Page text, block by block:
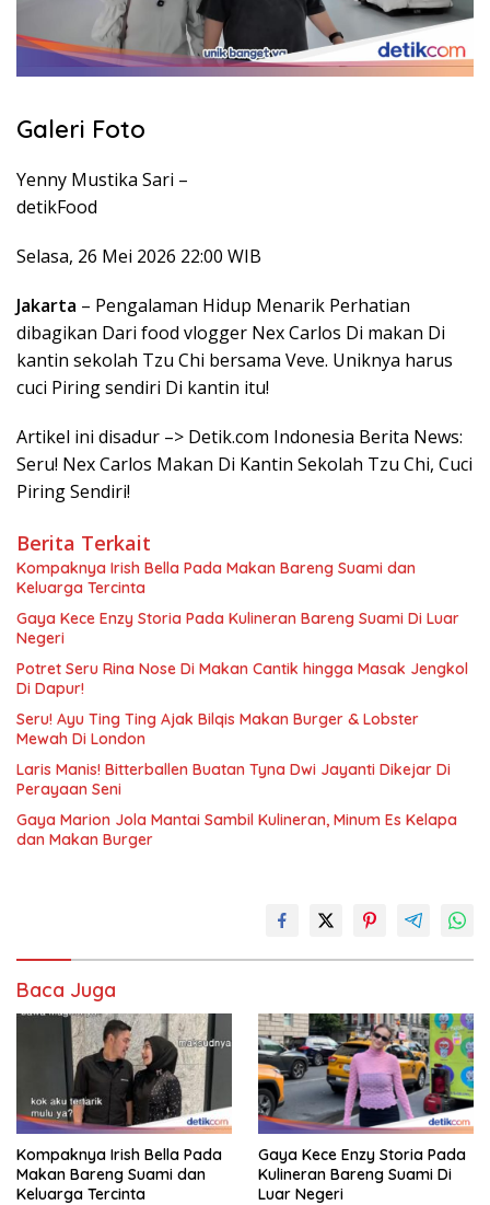
Galeri Foto
Yenny Mustika Sari –
detikFood
Selasa, 26 Mei 2026 22:00 WIB
Jakarta – Pengalaman Hidup Menarik Perhatian
dibagikan Dari food vlogger Nex Carlos Di makan Di
kantin sekolah Tzu Chi bersama Veve. Uniknya harus
cuci Piring sendiri Di kantin itu!
Artikel ini disadur –> Detik.com Indonesia Berita News:
Seru! Nex Carlos Makan Di Kantin Sekolah Tzu Chi, Cuci
Piring Sendiri!
Berita Terkait
Kompaknya Irish Bella Pada Makan Bareng Suami dan
Keluarga Tercinta
Gaya Kece Enzy Storia Pada Kulineran Bareng Suami Di Luar
Negeri
Potret Seru Rina Nose Di Makan Cantik hingga Masak Jengkol
Di Dapur!
Seru! Ayu Ting Ting Ajak Bilqis Makan Burger & Lobster
Mewah Di London
Laris Manis! Bitterballen Buatan Tyna Dwi Jayanti Dikejar Di
Perayaan Seni
Gaya Marion Jola Mantai Sambil Kulineran, Minum Es Kelapa
dan Makan Burger
Baca Juga
Kompaknya Irish Bella Pada
Makan Bareng Suami dan
Keluarga Tercinta
Gaya Kece Enzy Storia Pada
Kulineran Bareng Suami Di
Luar Negeri